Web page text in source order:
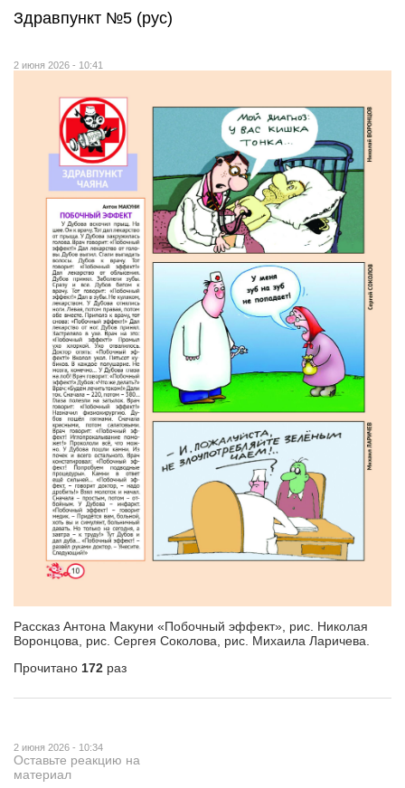
Здравпункт №5 (рус)
2 июня 2026 - 10:41
Рассказ Антона Макуни «Побочный эффект», рис. Николая
Воронцова, рис. Сергея Соколова, рис. Михаила Ларичева.
Прочитано 172 раз
2 июня 2026 - 10:34
Оставьте реакцию на
материал